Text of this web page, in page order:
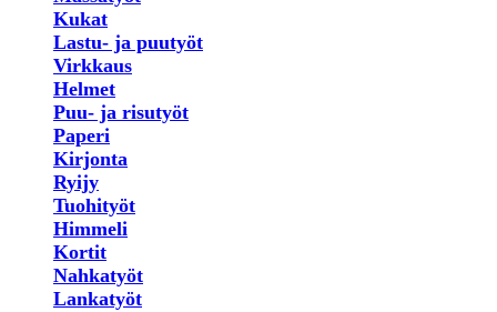
Kukat
Lastu- ja puutyöt
Virkkaus
Helmet
Puu- ja risutyöt
Paperi
Kirjonta
Ryijy
Tuohityöt
Himmeli
Kortit
Nahkatyöt
Lankatyöt